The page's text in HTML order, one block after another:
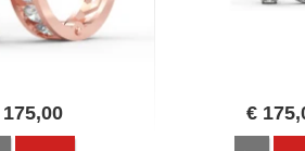
175,00 €